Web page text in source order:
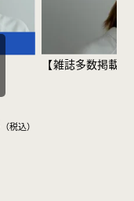
（税込）
【雑誌多数掲載